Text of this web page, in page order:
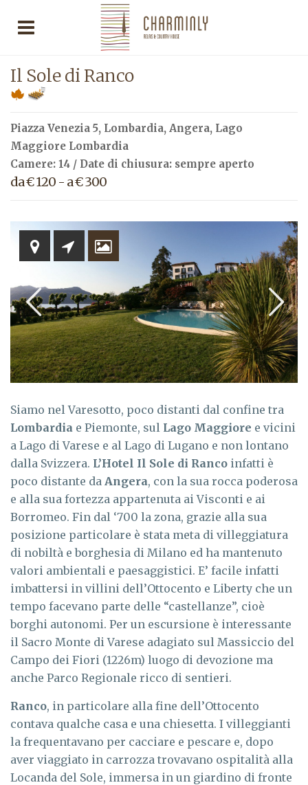
Il Sole di Ranco
Piazza Venezia 5, Lombardia, Angera, Lago
Maggiore Lombardia
Camere: 14 / Date di chiusura: sempre aperto
da € 120 - a € 300
Siamo nel Varesotto, poco distanti dal confine tra
Lombardia e Piemonte, sul Lago Maggiore e vicini
a Lago di Varese e al Lago di Lugano e non lontano
dalla Svizzera. L’Hotel Il Sole di Ranco infatti è
poco distante da Angera, con la sua rocca poderosa
e alla sua fortezza appartenuta ai Visconti e ai
Borromeo. Fin dal ‘700 la zona, grazie alla sua
posizione particolare è stata meta di villeggiatura
di nobiltà e borghesia di Milano ed ha mantenuto
valori ambientali e paesaggistici. E’ facile infatti
imbattersi in villini dell’Ottocento e Liberty che un
tempo facevano parte delle “castellanze”, cioè
borghi autonomi. Per un escursione è interessante
il Sacro Monte di Varese adagiato sul Massiccio del
Campo dei Fiori (1226m) luogo di devozione ma
anche Parco Regionale ricco di sentieri.
Ranco, in particolare alla fine dell’Ottocento
contava qualche casa e una chiesetta. I villeggianti
la frequentavano per cacciare e pescare e, dopo
aver viaggiato in carrozza trovavano ospitalità alla
Locanda del Sole, immersa in un giardino di fronte